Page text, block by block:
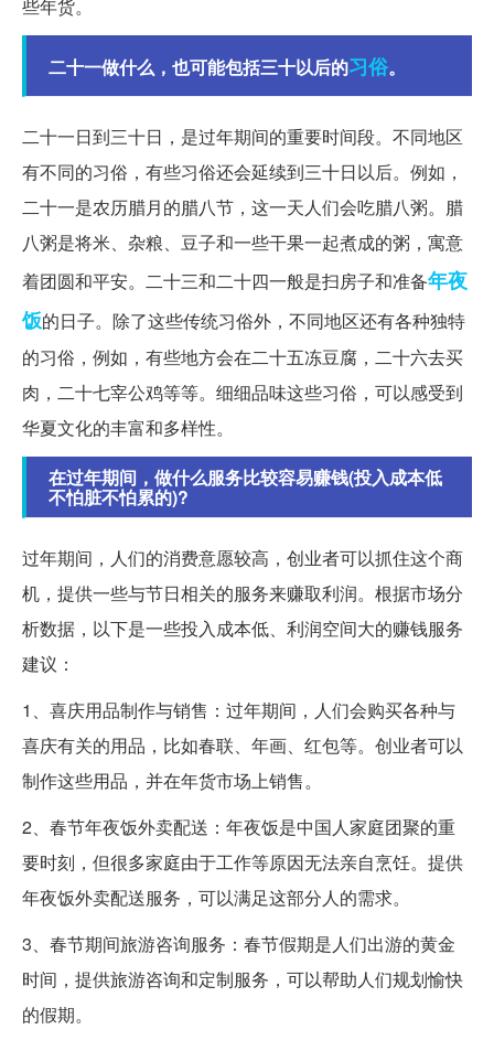
些年货。
二十一做什么，也可能包括三十以后的习俗。
二十一日到三十日，是过年期间的重要时间段。不同地区
有不同的习俗，有些习俗还会延续到三十日以后。例如，
二十一是农历腊月的腊八节，这一天人们会吃腊八粥。腊
八粥是将米、杂粮、豆子和一些干果一起煮成的粥，寓意
着团圆和平安。二十三和二十四一般是扫房子和准备年夜
饭的日子。除了这些传统习俗外，不同地区还有各种独特
的习俗，例如，有些地方会在二十五冻豆腐，二十六去买
肉，二十七宰公鸡等等。细细品味这些习俗，可以感受到
华夏文化的丰富和多样性。
在过年期间，做什么服务比较容易赚钱(投入成本低
不怕脏不怕累的)?
过年期间，人们的消费意愿较高，创业者可以抓住这个商
机，提供一些与节日相关的服务来赚取利润。根据市场分
析数据，以下是一些投入成本低、利润空间大的赚钱服务
建议：
1、喜庆用品制作与销售：过年期间，人们会购买各种与
喜庆有关的用品，比如春联、年画、红包等。创业者可以
制作这些用品，并在年货市场上销售。
2、春节年夜饭外卖配送：年夜饭是中国人家庭团聚的重
要时刻，但很多家庭由于工作等原因无法亲自烹饪。提供
年夜饭外卖配送服务，可以满足这部分人的需求。
3、春节期间旅游咨询服务：春节假期是人们出游的黄金
时间，提供旅游咨询和定制服务，可以帮助人们规划愉快
的假期。